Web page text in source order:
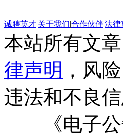
诚聘英才|关于我们|合作伙伴|法律
本站所有文
律声明 ，风
违法和不良
《电子公